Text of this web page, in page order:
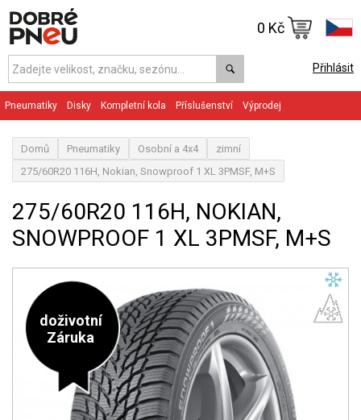
Přihlásit
0 Kč
Pneumatiky Disky Kompletní kola Příslušenství Výprodej
Domů Pneumatiky Osobní a 4x4
zimní
275/60R20 116H, Nokian, Snowproof 1 XL 3PMSF, M+S
275/60R20 116H, NOKIAN,
SNOWPROOF 1 XL 3PMSF, M+S
doživotní
Záruka